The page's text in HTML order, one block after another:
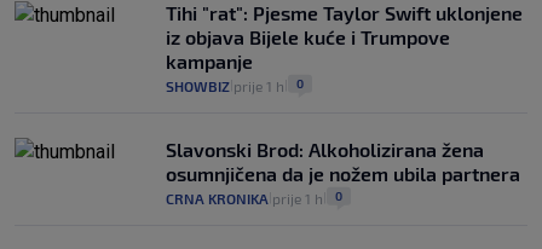
Tihi "rat": Pjesme Taylor Swift uklonjene
iz objava Bijele kuće i Trumpove
kampanje
SHOWBIZ prije 1 h 0
Slavonski Brod: Alkoholizirana žena
osumnjičena da je nožem ubila partnera
CRNA KRONIKA prije 1 h 0